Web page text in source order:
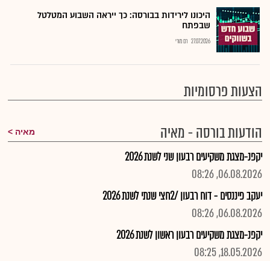
היכונו לירידות בבורסה: כך ייראה השבוע המטלטל
שבפתח
27.07.2026 רם מורי
הצעות פרסומיות
הודעות בורסה - מאיה
מאיה
יקפנ-מצגת משקיעים רבעון שני לשנת 2026
06.08.2026, 08:26
יעקב פיננסים - דוח רבעון /2חצי שנתי לשנת 2026
06.08.2026, 08:26
יקפנ-מצגת משקיעים רבעון ראשון לשנת 2026
18.05.2026, 08:25